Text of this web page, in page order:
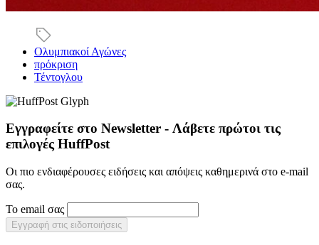
Ολυμπιακοί Αγώνες
πρόκριση
Τέντογλου
Εγγραφείτε στο Newsletter - Λάβετε πρώτοι τις
επιλογές HuffPost
Οι πιο ενδιαφέρουσες ειδήσεις και απόψεις καθημερινά στο e-mail
σας.
Το email σας
Εγγραφή στις ειδοποιήσεις